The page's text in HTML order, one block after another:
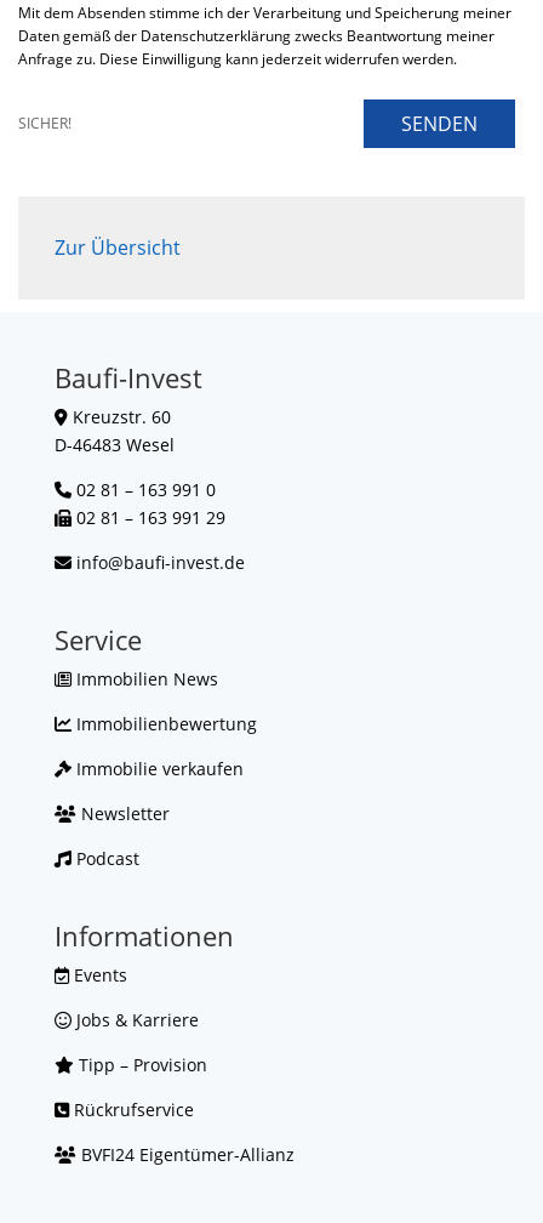
Mit dem Absenden stimme ich der Verarbeitung und Speicherung meiner
Daten gemäß der Datenschutzerklärung zwecks Beantwortung meiner
Anfrage zu. Diese Einwilligung kann jederzeit widerrufen werden.
SICHER! SENDEN
Zur Übersicht
Baufi-Invest
Kreuzstr. 60
D-46483 Wesel
02 81 – 163 991 0
02 81 – 163 991 29
info@baufi-invest.de
Service
Immobilien News
Immobilienbewertung
Immobilie verkaufen
Newsletter
Podcast
Informationen
Events
Jobs & Karriere
Tipp – Provision
Rückrufservice
BVFI24 Eigentümer-Allianz